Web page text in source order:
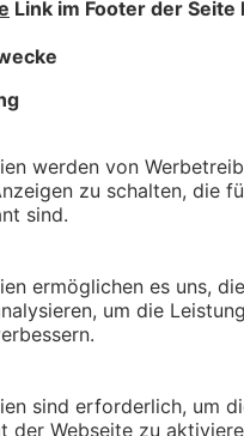
103
DES ANBIETERS